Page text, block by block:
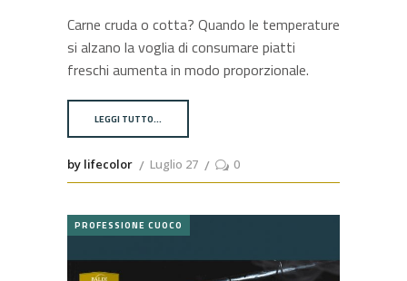
Carne cruda o cotta? Quando le temperature
si alzano la voglia di consumare piatti
freschi aumenta in modo proporzionale.
LEGGI TUTTO…
by lifecolor Luglio 27 0
PROFESSIONE CUOCO